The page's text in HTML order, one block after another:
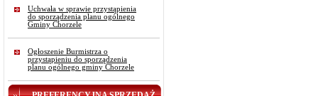
Uchwała w sprawie przystąpienia
do sporządzenia planu ogólnego
Gminy Chorzele
Ogłoszenie Burmistrza o
przystąpieniu do sporządzenia
planu ogólnego gminy Chorzele